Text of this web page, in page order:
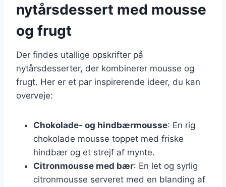
nytårsdessert med mousse
og frugt
Der findes utallige opskrifter på
nytårsdesserter, der kombinerer mousse og
frugt. Her er et par inspirerende ideer, du kan
overveje:
Chokolade- og hindbærmousse: En rig
chokolade mousse toppet med friske
hindbær og et strejf af mynte.
Citronmousse med bær: En let og syrlig
citronmousse serveret med en blanding af